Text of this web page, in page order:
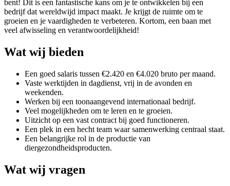
bent! Dit is een fantastische kans om je te ontwikkelen bij een
bedrijf dat wereldwijd impact maakt. Je krijgt de ruimte om te
groeien en je vaardigheden te verbeteren. Kortom, een baan met
veel afwisseling en verantwoordelijkheid!
Wat wij bieden
Een goed salaris tussen €2.420 en €4.020 bruto per maand.
Vaste werktijden in dagdienst, vrij in de avonden en
weekenden.
Werken bij een toonaangevend internationaal bedrijf.
Veel mogelijkheden om te leren en te groeien.
Uitzicht op een vast contract bij goed functioneren.
Een plek in een hecht team waar samenwerking centraal staat.
Een belangrijke rol in de productie van
diergezondheidsproducten.
Wat wij vragen